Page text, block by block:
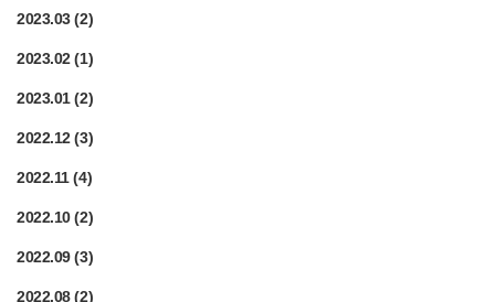
2023.03(2)
2023.02(1)
2023.01(2)
2022.12(3)
2022.11(4)
2022.10(2)
2022.09(3)
2022.08(2)